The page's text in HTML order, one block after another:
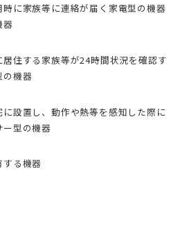
時に家族等に連絡が届く家電型の機器
器
居住する家族等が24時間状況を確認す
の機器
に設置し、動作や熱等を感知した際に
ー型の機器
する機器